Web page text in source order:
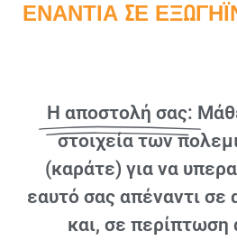
ΕΝΆΝΤΙΑ ΣΕ
Η αποστολή σας:
στοιχεία των
(καράτε) για να
εαυτό σας απέναντι σε
και, σε περίπτωση